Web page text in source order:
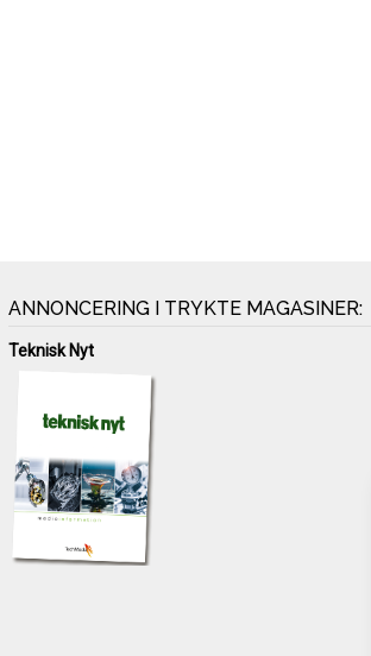
ANNONCERING I TRYKTE MAGASINER:
Teknisk Nyt